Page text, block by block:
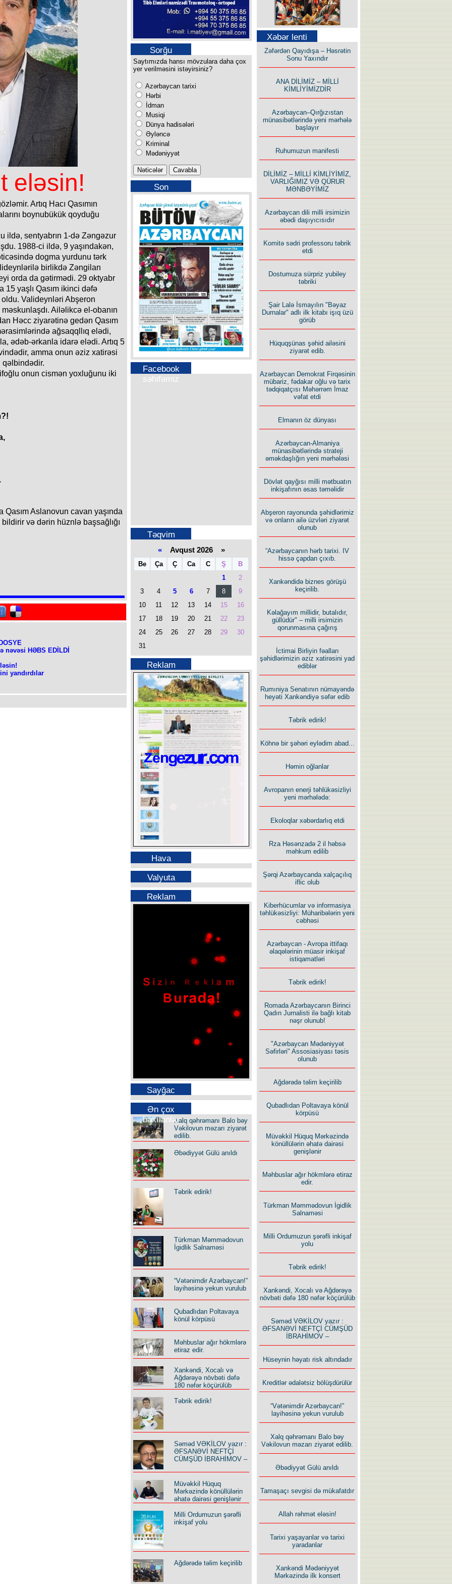
eləsin!
Artıq Hacı Qasımın
boynubükük qoyduğu
ildə, sentyabrın 1-də Zəngəzur
1988-ci ildə, 9 yaşındakən,
dogma yurdunu tərk
birlikdə Zəngilan
orda da gətirmədi. 29 oktyabr
yaşlı Qasım ikinci dəfə
oldu. Valideynləri Abşeron
Ailəlikcə el-obanın
Həcc ziyarətinə gedən Qasım
ağsaqqllıq elədi,
ədəb-ərkanla idarə elədi. Artıq 5
amma onun əziz xatirəsi
qəlbindədir.
onun cismən yoxluğunu iki
Aslanovun cavan yaşında
və dərin hüznlə başsağlığı
nəvəsi HƏBS EDİLDİ
yandırdılar
Sorğu
Saytımızda hansı mövzulara daha çox
yer verilməsini istəyirsiniz?
Azərbaycan tarixi
Hərbi
İdman
Musiqi
Dünya hadisələri
Əyləncə
Kriminal
Mədəniyyət
Son
buraxılışımız
Facebook
səhifəmiz
Təqvim
«Avqust 2026 »
Be Ça Ç Ca C Ş
B
1
2
3
4 5 6 7 8
9
10
11 12 13 14 15
16
17
18 19 20 21 22
23
24
25 26 27 28 29
30
31
Reklam
Hava
Valyuta
Reklam
Sayğac
Ən çox
baxılanlarXalq qəhrəmanı Balo bəy
Vəkilovun məzarı ziyarət
edilib.
Əbədiyyət Gülü anıldı
Təbrik edirik!
Türkman Məmmədovun
İgidlik Salnaməsi
“Vətənimdir Azərbaycan!”
layihəsinə yekun vurulub
Qubadlıdan Poltavaya
könül körpüsü
Məhbuslar ağır hökmlərə
etiraz edir.
Xankəndi, Xocalı və
Ağdərəyə növbəti dəfə
180 nəfər köçürülüb
Təbrik edirik!
Səməd VƏKİLOV yazır :
ƏFSANƏVİ NEFTÇİ
CÜMŞÜD İBRAHİMOV –
Müvəkkil Hüquq
Mərkəzində könüllülərin
əhatə dairəsi genişlənir
Milli Ordumuzun şərəfli
inkişaf yolu
Ağdərədə təlim keçirilib
Səfər Alışarlı yazır
Uzun yolun Yolçusu
Bu yolda mən varam!
İlham İsmayıl yazır:
Rusiyanın süqutunu qaçılmaz
edən beş şərt
Xəbər lenti
Zəfərdən Qayıdışa – Həsrətin
Sonu Yaxındır
ANA DİLİMİZ – MİLLİ
KİMLİYİMİZDİR
Azərbaycan–Qırğızıstan
münasibətlərində yeni mərhələ
başlayır
Ruhumuzun manifesti
DİLİMİZ – MİLLİ KİMLİYİMİZ,
VARLIĞIMIZ VƏ QÜRUR
MƏNBƏYİMİZ
Azərbaycan dili milli irsimizin
əbədi daşıyıcısıdır
Komitə sədri professoru təbrik
etdi
Dostumuza sürpriz yubiley
təbriki
Şair Lalə İsmayılın "Bəyaz
Durnalar" adlı ilk kitabı işıq üzü
görüb
Hüquqşünas şəhid ailəsini
ziyarət edib.
Azərbaycan Demokrat Firqəsinin
mübariz, fədakar oğlu və tarix
tədqiqatçısı Məhərrəm İmaz
vəfat etdi
Elmanın öz dünyası
Azərbaycan-Almaniya
münasibətlərində strateji
əməkdaşlığın yeni mərhələsi
Dövlət qayğısı milli mətbuatın
inkişafının əsas təməlidir
Abşeron rayonunda şəhidlərimiz
və onların ailə üzvləri ziyarət
olunub
“Azərbaycanın hərb tarixi. IV
hissə çapdan çıxıb.
Xankəndidə biznes görüşü
keçirilib.
Kəlağayım millidir, butalıdır,
güllüdür" – milli irsimizin
qorunmasına çağırış
İctimai Birliyin fəalları
şəhidlərimizin əziz xatirəsini yad
ediblər
Rumıniya Senatının nümayəndə
heyəti Xankəndiyə səfər edib
Təbrik edirik!
Köhnə bir şəhəri eylədim abad...
Həmin oğlanlar
Avropanın enerji təhlükəsizliyi
yeni mərhələdə:
Ekoloqlar xəbərdarlıq etdi
Rza Həsənzadə 2 il həbsə
məhkum edilib
Şərqi Azərbaycanda xalçaçılıq
iflic olub
Kiberhücumlar və informasiya
təhlükəsizliyi: Müharibələrin yeni
cəbhəsi
Azərbaycan - Avropa ittifaqı
əlaqələrinin müasir inkişaf
istiqamatləri
Təbrik edirik!
Romada Azərbaycanın Birinci
Qadın Jurnalisti ilə bağlı kitab
nəşr olunub!
"Azərbaycan Mədəniyyət
Səfirləri" Assosiasiyası təsis
olunub
Ağdərədə təlim keçirilib
Qubadlıdan Poltavaya könül
körpüsü
Müvəkkil Hüquq Mərkəzində
könüllülərin əhatə dairəsi
genişlənir
Məhbuslar ağır hökmlərə etiraz
edir.
Türkman Məmmədovun İgidlik
Salnaməsi
Milli Ordumuzun şərəfli inkişaf
yolu
Təbrik edirik!
Xankəndi, Xocalı və Ağdərəyə
növbəti dəfə 180 nəfər köçürülüb
Səməd VƏKİLOV yazır :
ƏFSANƏVİ NEFTÇİ CÜMŞÜD
İBRAHİMOV –
Hüseynin həyatı risk altındadır
Kreditlər ədalətsiz bölüşdürülür
“Vətənimdir Azərbaycan!”
layihəsinə yekun vurulub
Xalq qəhrəmanı Balo bəy
Vəkilovun məzarı ziyarət edilib.
Əbədiyyət Gülü anıldı
Tamaşaçı sevgisi də mükafatdır
Allah rəhmət eləsin!
Tarixi yaşayanlar və tarixi
yaradanlar
Xankəndi Mədəniyyət
Mərkəzində ilk konsert